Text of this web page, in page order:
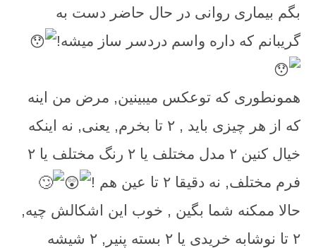
بگم بیماری روانی در حال حاضر دست به
گریبانم که داره واسم دردسر ساز میشه!
همونطوری که توعکس میبینین, مرض من اینه
که از هر چیزی باید , ۲ تا بخرم, یعنی, نه اینکه
خیال کنین ۲ مدل مختلف یا ۲ رنگ مختلف یا ۲
فرم مختلف, نه دقیقا ۲ تا عین هم !
حالا ممکنه شما بگین , خوب این اشکالش چیه,
۲ تا نوشابه خریدی یا ۲ بسته پنیر, ۲ شیشه